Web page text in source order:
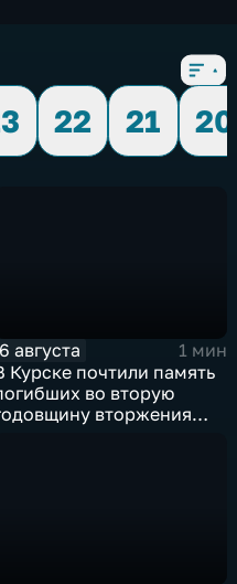
22 21
20
6 августа
1 мин
Курске почтили память
во вторую
вторжения